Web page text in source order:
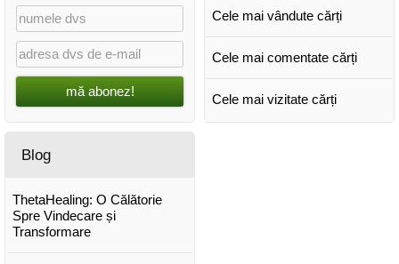
mă abonez!
Cele mai vândute cărți
Cele mai comentate cărți
Cele mai vizitate cărți
Blog
ThetaHealing: O Călătorie
Spre Vindecare și
Transformare